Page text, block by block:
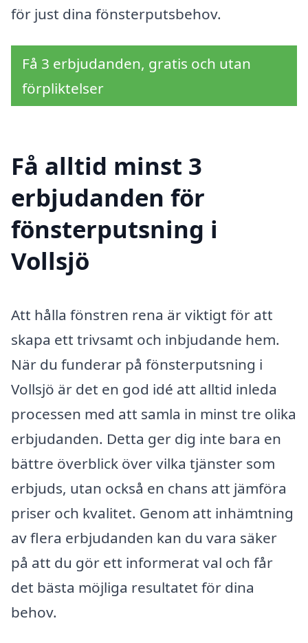
för just dina fönsterputsbehov.
Få 3 erbjudanden, gratis och utan
förpliktelser
Få alltid minst 3
erbjudanden för
fönsterputsning i
Vollsjö
Att hålla fönstren rena är viktigt för att
skapa ett trivsamt och inbjudande hem.
När du funderar på fönsterputsning i
Vollsjö är det en god idé att alltid inleda
processen med att samla in minst tre olika
erbjudanden. Detta ger dig inte bara en
bättre överblick över vilka tjänster som
erbjuds, utan också en chans att jämföra
priser och kvalitet. Genom att inhämtning
av flera erbjudanden kan du vara säker
på att du gör ett informerat val och får
det bästa möjliga resultatet för dina
behov.